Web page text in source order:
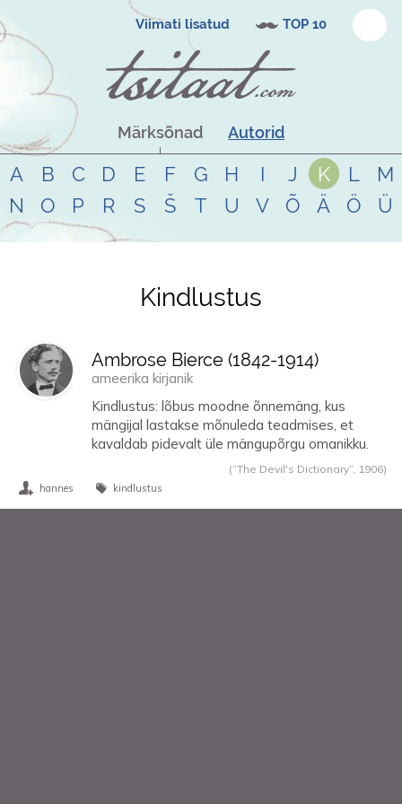
Viimati lisatud TOP 10
Märksõnad Autorid
A B C D E F G H I J K L
M
N
O P R S Š T U V Õ Ä Ö Ü
Tsitaadid teemalkindlustus
Kindlustus
Ambrose Bierce (1842-1914)
ameerika kirjanik
Kindlustus: lõbus moodne õnnemäng, kus
mängijal lastakse mõnuleda teadmises, et
kavaldab pidevalt üle mängupõrgu omanikku.
(“The Devil's Dictionary”, 1906)
hannes kindlustus